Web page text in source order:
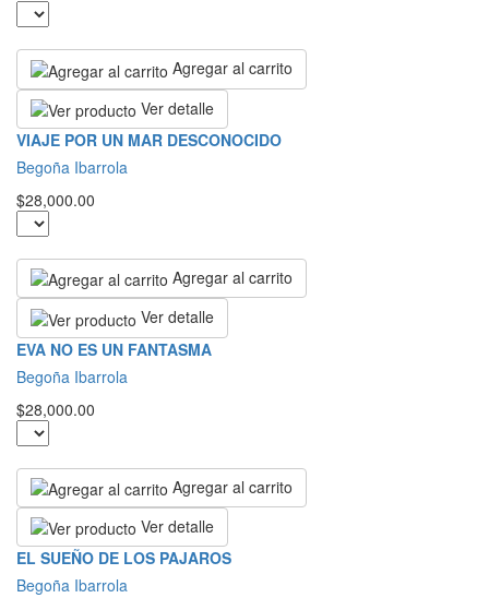
Agregar al carrito
Ver detalle
VIAJE POR UN MAR DESCONOCIDO
Begoña Ibarrola
$28,000.00
Agregar al carrito
Ver detalle
EVA NO ES UN FANTASMA
Begoña Ibarrola
$28,000.00
Agregar al carrito
Ver detalle
EL SUEÑO DE LOS PAJAROS
Begoña Ibarrola